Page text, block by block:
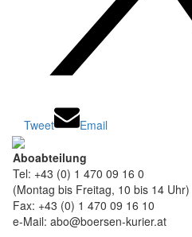
Tweet Email
Aboabteilung
Tel: +43 (0) 1 470 09 16 0
(Montag bis Freitag, 10 bis 14 Uhr)
Fax: +43 (0) 1 470 09 16 10
e-Mail: abo@boersen-kurier.at